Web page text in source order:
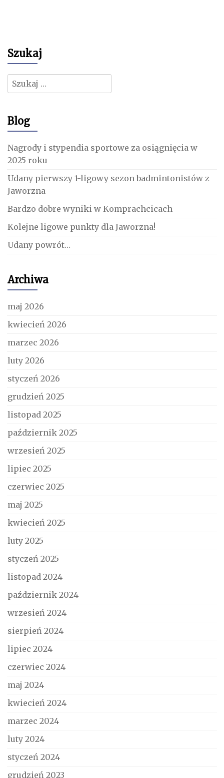
Szukaj
Szukaj:
Blog
Nagrody i stypendia sportowe za osiągnięcia w
2025 roku
Udany pierwszy 1-ligowy sezon badmintonistów z
Jaworzna
Bardzo dobre wyniki w Komprachcicach
Kolejne ligowe punkty dla Jaworzna!
Udany powrót…
Archiwa
maj 2026
kwiecień 2026
marzec 2026
luty 2026
styczeń 2026
grudzień 2025
listopad 2025
październik 2025
wrzesień 2025
lipiec 2025
czerwiec 2025
maj 2025
kwiecień 2025
luty 2025
styczeń 2025
listopad 2024
październik 2024
wrzesień 2024
sierpień 2024
lipiec 2024
czerwiec 2024
maj 2024
kwiecień 2024
marzec 2024
luty 2024
styczeń 2024
grudzień 2023